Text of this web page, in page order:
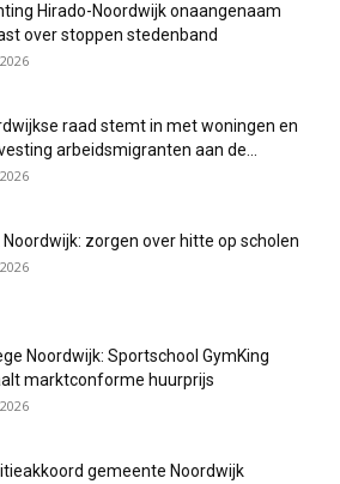
Hirado-Noordwijk onaangenaam
over stoppen stedenband
raad stemt in met woningen en
arbeidsmigranten aan de...
Noordwijk: zorgen over hitte op scholen
Noordwijk: Sportschool GymKing
marktconforme huurprijs
gemeente Noordwijk